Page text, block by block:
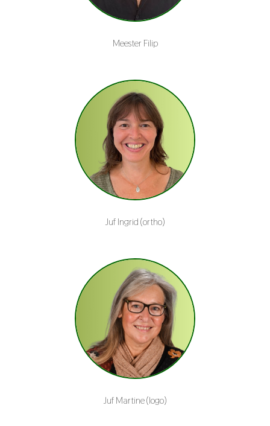
Meester Filip
Juf Ingrid (ortho)
Juf Martine (logo)